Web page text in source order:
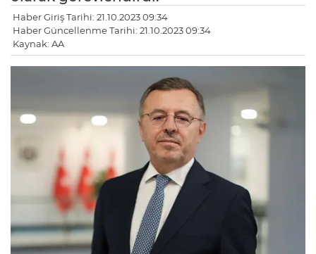
Haber Giriş Tarihi: 21.10.2023 09:34
Haber Güncellenme Tarihi: 21.10.2023 09:34
Kaynak: AA